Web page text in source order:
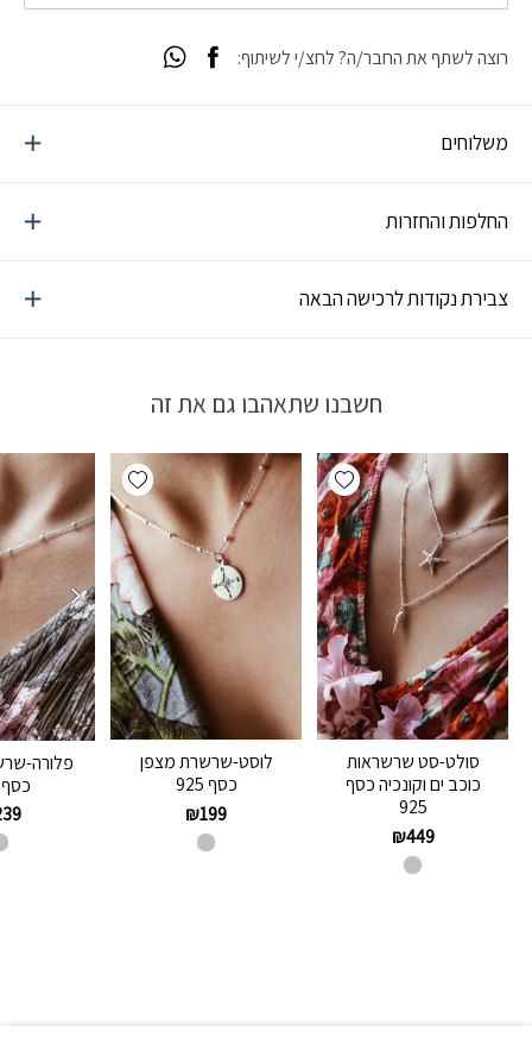
משלוחים
החלפות והחזרות
צבירת נקודות לרכישה הבאה
רוצה לשתף את החבר/ה? לחצ/י לשיתוף:
חשבנו שתאהבו גם את זה
Add wishlist
סולט-סט שרשראות
כוכב ים וקונכיה כסף
925
₪449
Add wishlist
לוסט-שרשרת מצפן
כסף 925
₪199
פלורה-
כסף